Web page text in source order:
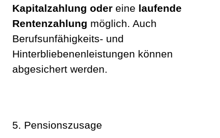
Kapitalzahlung oder eine laufende
Rentenzahlung möglich. Auch
Berufsunfähigkeits- und
Hinterbliebenenleistungen können
abgesichert werden.
5. Pensionszusage